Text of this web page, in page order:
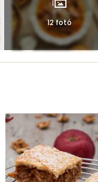
12 fotó